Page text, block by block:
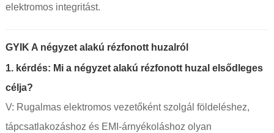
elektromos integritást.
GYIK A négyzet alakú rézfonott huzalról
1. kérdés: Mi a négyzet alakú rézfonott huzal elsődleges
célja?
V: Rugalmas elektromos vezetőként szolgál földeléshez,
tápcsatlakozáshoz és EMI-árnyékoláshoz olyan